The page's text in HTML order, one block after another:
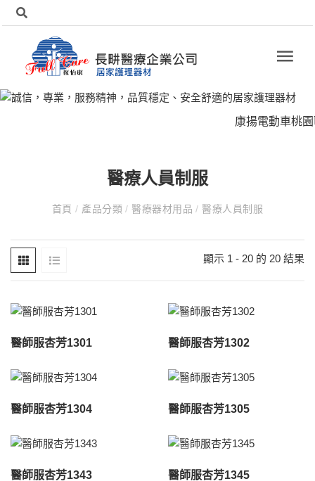
康揚電動車桃
醫療人員制服
首頁/ 產品分類/ 醫療器材用品/ 醫療人員制服
顯示 1 - 20 的 20 結果
醫師服杏芳1301 醫師服杏芳1302
醫師服杏芳1304 醫師服杏芳1305
醫師服杏芳1343 醫師服杏芳1345